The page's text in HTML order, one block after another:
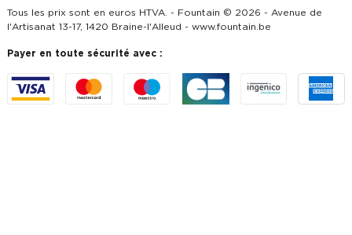
Tous les prix sont en euros HTVA. - Fountain © 2026 - Avenue de
l'Artisanat 13-17, 1420 Braine-l'Alleud - www.fountain.be
Payer en toute sécurité avec :